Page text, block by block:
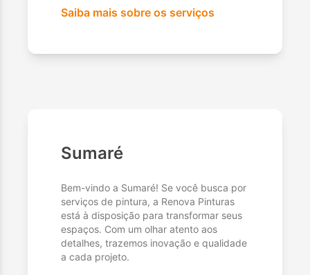
Saiba mais sobre os serviços
Sumaré
Bem-vindo a Sumaré! Se você busca por
serviços de pintura, a Renova Pinturas
está à disposição para transformar seus
espaços. Com um olhar atento aos
detalhes, trazemos inovação e qualidade
a cada projeto.